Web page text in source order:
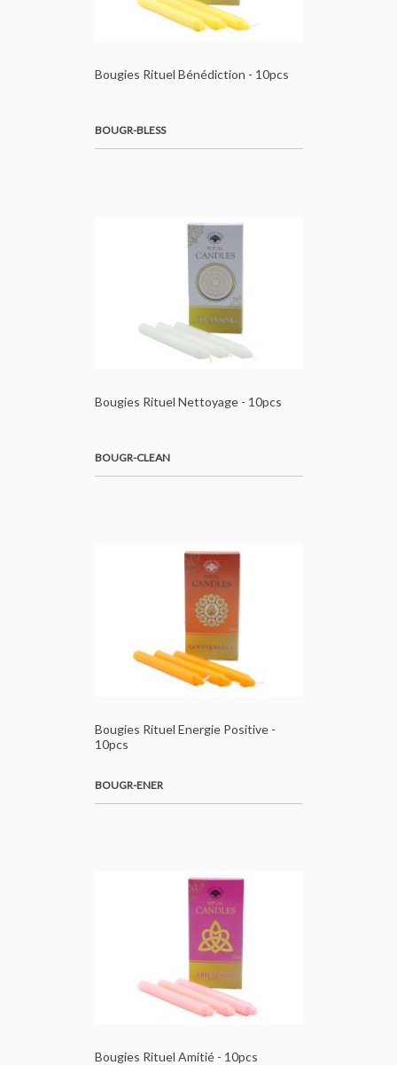
Bougies Rituel Bénédiction - 10pcs
BOUGR-BLESS
Bougies Rituel Nettoyage - 10pcs
BOUGR-CLEAN
Bougies Rituel Energie Positive -
10pcs
BOUGR-ENER
Bougies Rituel Amitié - 10pcs